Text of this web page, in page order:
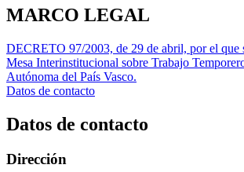
MARCO LEGAL
DECRETO 97/2003, de 29 de abril, por el que
Mesa Interinstitucional sobre Trabajo
Autónoma del País Vasco.
Datos de contacto
Datos de contacto
Dirección